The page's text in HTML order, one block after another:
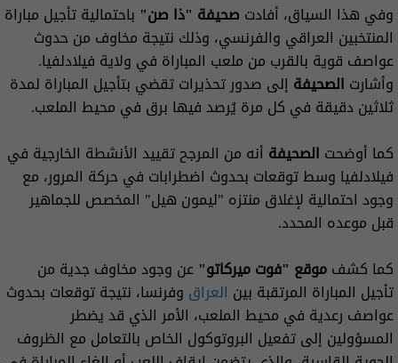
وفي هذا السياق، أفادت صحيفة "ذا صن" باحتمالية تأجيل مباراة
المنتخبين العراقي والفرنسي، وذلك نتيجة مخاوف من حدوث
عواصف قوية بالقرب من ملعب المباراة في ولاية فيلادلفيا.
وأشارت الصحيفة إلى صدور تحذيرات تقضي بتأجيل المباراة لمدة
ثلاثين دقيقة في كل مرة يُرصد فيها برق في محيط الملعب.
كما أوضحت الصحيفة أنه من المرجح تقييد الأنشطة الخارجية في
فيلادلفيا وسط توقعات بحدوث اضطرابات في حركة المرور، مع
وجود احتمالية لإغلاق منتزه "ليمون هيل" المخصص للجماهير
قبل موعده المحدد.
كما كشفموقع "فوت ميركاتو" عن وجود مخاوف جدية من
تأجيل المباراة المرتقبة بين العراق وفرنسا، نتيجة توقعات بحدوث
عواصف رعدية في محيط الملعب، الأمر الذي قد يضطر
المسؤولين إلى تفعيل البروتوكول الخاص بالتعامل مع الظروف